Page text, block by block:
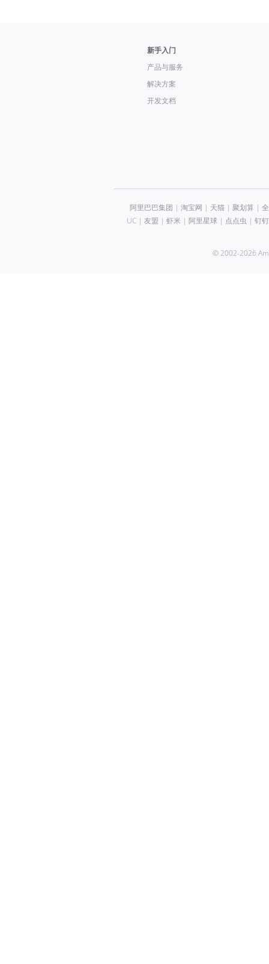
新手入门
产品与服务
解决方案
开发文档
阿里巴巴集团 | 淘宝网 | 天猫| 聚划算 |
UC| 友盟 | 虾米 | 阿里星球| 点点虫 | 钉钉
© 2002-2026